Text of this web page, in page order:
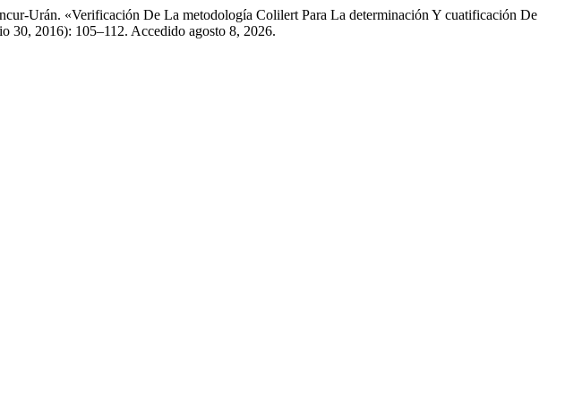
Urán. «Verificación De La metodología Colilert Para La determinación Y cuatificación De
30, 2016): 105–112. Accedido agosto 8, 2026.